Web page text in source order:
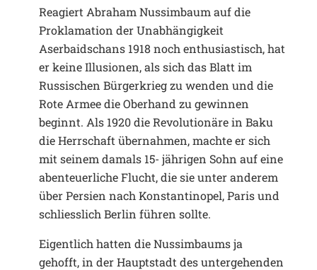
Reagiert Abraham Nussimbaum auf die
Proklamation der Unabhängigkeit
Aserbaidschans 1918 noch enthusiastisch, hat
er keine Illusionen, als sich das Blatt im
Russischen Bürgerkrieg zu wenden und die
Rote Armee die Oberhand zu gewinnen
beginnt. Als 1920 die Revolutionäre in Baku
die Herrschaft übernahmen, machte er sich
mit seinem damals 15- jährigen Sohn auf eine
abenteuerliche Flucht, die sie unter anderem
über Persien nach Konstantinopel, Paris und
schliesslich Berlin führen sollte.
Eigentlich hatten die Nussimbaums ja
gehofft, in der Hauptstadt des untergehenden